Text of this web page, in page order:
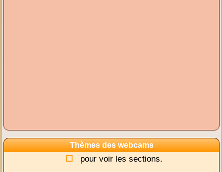
Thèmes des webcams
pour voir les sections.